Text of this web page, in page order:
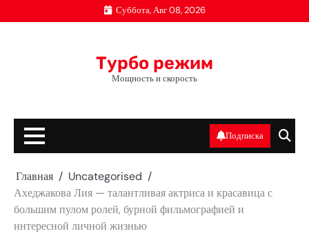
к
Суббота, Авг 08, 2026
Турбо режим
Мощность и скорость
Подписка
Главная
Uncategorised
Ахеджакова Лия — талантливая актриса и красавица с
большим пулом ролей, бурной фильмографией и
интересной личной жизнью